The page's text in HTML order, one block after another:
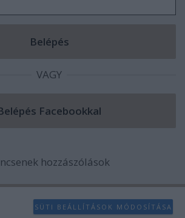
VAGY
hozzászólások
SÜTI BEÁLLÍTÁSOK MÓDOSÍTÁSA